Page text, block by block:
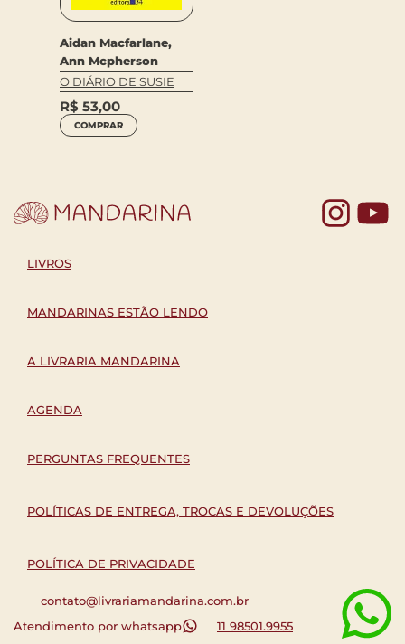
Aidan Macfarlane,
Ann Mcpherson
O DIÁRIO DE SUSIE
R$ 53,00
COMPRAR
LIVROS
MANDARINAS ESTÃO LENDO
A LIVRARIA MANDARINA
AGENDA
PERGUNTAS FREQUENTES
POLÍTICAS DE ENTREGA, TROCAS E DEVOLUÇÕES
POLÍTICA DE PRIVACIDADE
contato@livrariamandarina.com.br
Atendimento por whatsapp
11 98501.9955